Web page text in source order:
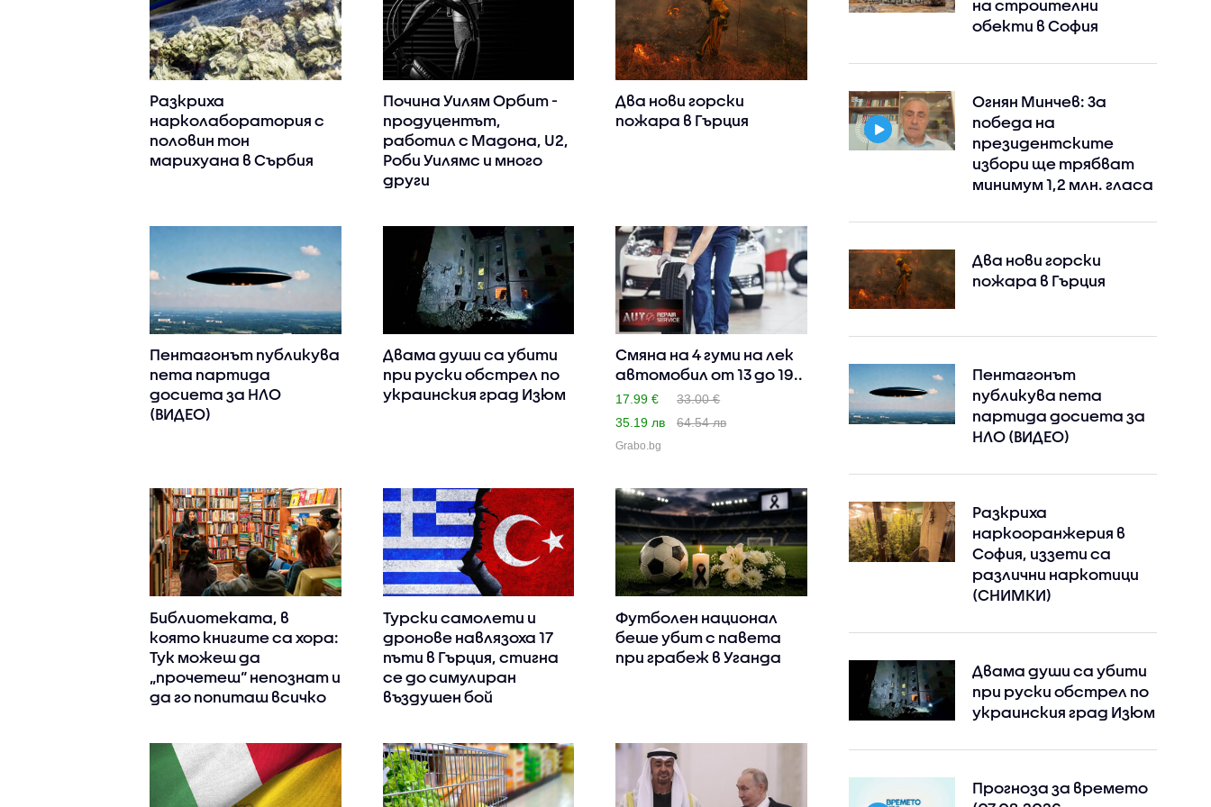
Разкриха
нарколаборатория с
половин тон
марихуана в Сърбия
Почина Уилям Орбит -
продуцентът,
работил с Мадона, U2,
Роби Уилямс и много
други
Два нови горски
пожара в Гърция
Пентагонът публикува
пета партида
досиета за НЛО
(ВИДЕО)
Двама души са убити
при руски обстрeл по
украинския град Изюм
Смяна на 4 гуми на лек
автомобил от 13 до 19..
17.99 €
33.00 €
35.19 лв
64.54 лв
Grabo.bg
Библиотеката, в
която книгите са хора:
Тук можеш да
„прочетеш“ непознат и
да го попиташ всичко
Турски самолети и
дронове навлязоха 17
пъти в Гърция, стигна
се до симулиран
въздушен бой
Футболен национал
беше убит с павета
при грабеж в Уганда
на строителни
обекти в София
Огнян Минчев: За
победа на
президентските
избори ще трябват
минимум 1,2 млн. гласа
Два нови горски
пожара в Гърция
Пентагонът
публикува пета
партида досиета за
НЛО (ВИДЕО)
Разкриха
наркооранжерия в
София, иззети са
различни наркотици
(СНИМКИ)
Двама души са убити
при руски обстрeл по
украинския град Изюм
Прогноза за времето